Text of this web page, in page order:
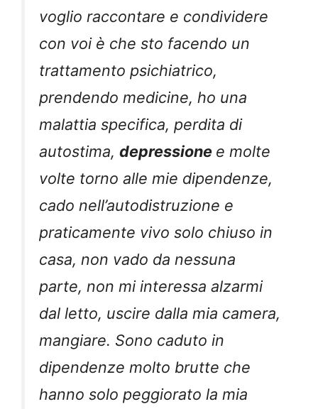
voglio raccontare e condividere
con voi è che sto facendo un
trattamento psichiatrico,
prendendo medicine, ho una
malattia specifica, perdita di
autostima, depressione e molte
volte torno alle mie dipendenze,
cado nell’autodistruzione e
praticamente vivo solo chiuso in
casa, non vado da nessuna
parte, non mi interessa alzarmi
dal letto, uscire dalla mia camera,
mangiare. Sono caduto in
dipendenze molto brutte che
hanno solo peggiorato la mia